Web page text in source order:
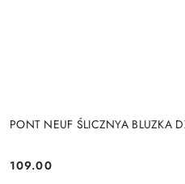
PONT NEUF ŚLICZNYA BLUZKA
Cena:
109.00